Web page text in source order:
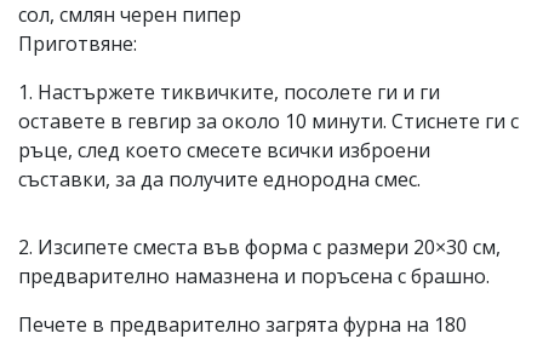
сол, смлян черен пипер
Приготвяне:
1. Настържете тиквичките, посолете ги и ги
оставете в гевгир за около 10 минути. Стиснете ги с
ръце, след което смесете всички изброени
съставки, за да получите еднородна смес.
2. Изсипете сместа във форма с размери 20×30 см,
предварително намазнена и поръсена с брашно.
Печете в предварително загрята фурна на 180